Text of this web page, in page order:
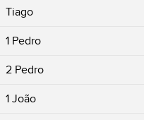
Tiago
1 Pedro
2 Pedro
1 João